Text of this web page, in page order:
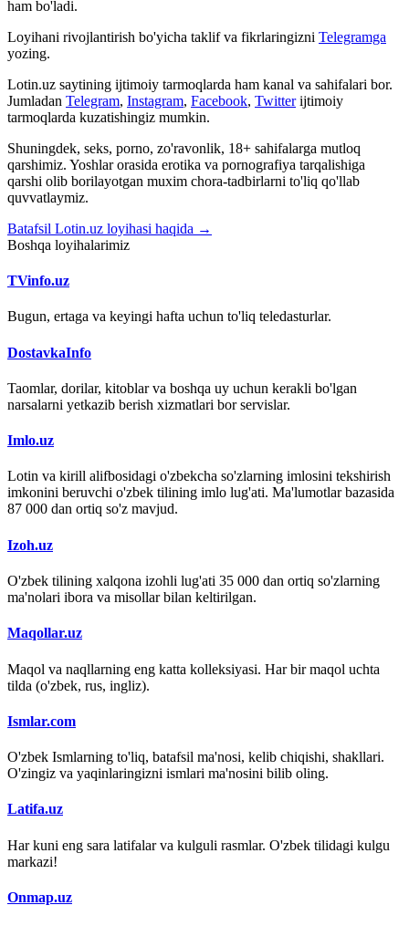
ham bo'ladi.
Loyihani rivojlantirish bo'yicha taklif va fikrlaringizni Telegramga
yozing.
Lotin.uz saytining ijtimoiy tarmoqlarda ham kanal va sahifalari bor.
Jumladan Telegram, Instagram, Facebook, Twitter ijtimoiy
tarmoqlarda kuzatishingiz mumkin.
Shuningdek, seks, porno, zo'ravonlik, 18+ sahifalarga mutloq
qarshimiz. Yoshlar orasida erotika va pornografiya tarqalishiga
qarshi olib borilayotgan muxim chora-tadbirlarni to'liq qo'llab
quvvatlaymiz.
Batafsil Lotin.uz loyihasi haqida →
Boshqa loyihalarimiz
TVinfo.uz
Bugun, ertaga va keyingi hafta uchun to'liq teledasturlar.
DostavkaInfo
Taomlar, dorilar, kitoblar va boshqa uy uchun kerakli bo'lgan
narsalarni yetkazib berish xizmatlari bor servislar.
Imlo.uz
Lotin va kirill alifbosidagi o'zbekcha so'zlarning imlosini tekshirish
imkonini beruvchi o'zbek tilining imlo lug'ati. Ma'lumotlar bazasida
87 000 dan ortiq so'z mavjud.
Izoh.uz
O'zbek tilining xalqona izohli lug'ati 35 000 dan ortiq so'zlarning
ma'nolari ibora va misollar bilan keltirilgan.
Maqollar.uz
Maqol va naqllarning eng katta kolleksiyasi. Har bir maqol uchta
tilda (o'zbek, rus, ingliz).
Ismlar.com
O'zbek Ismlarning to'liq, batafsil ma'nosi, kelib chiqishi, shakllari.
O'zingiz va yaqinlaringizni ismlari ma'nosini bilib oling.
Latifa.uz
Har kuni eng sara latifalar va kulguli rasmlar. O'zbek tilidagi kulgu
markazi!
Onmap.uz